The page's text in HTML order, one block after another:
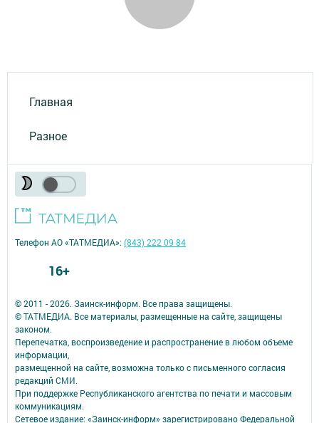
Главная
Разное
© 2011 - 2026. Заинск-информ. Все права защищены.
© ТАТМЕДИА. Все материалы, размещенные на сайте, защищены
законом.
Перепечатка, воспроизведение и распространение в любом объеме
информации,
размещенной на сайте, возможна только с письменного согласия
редакций СМИ.
При поддержке Республиканского агентства по печати и массовым
коммуникациям.
Сетевое издание: «Заинск-информ» зарегистрировано Федеральной
Телефон АО «ТАТМЕДИА»:(843) 222 09 84
16+